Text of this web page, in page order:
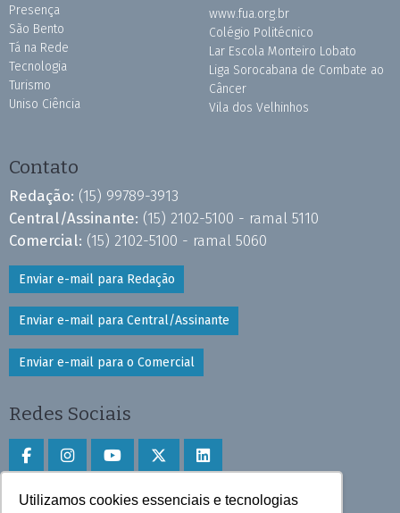
Utilizamos cookies essenciais e tecnologias
Presença
São Bento
Tá na Rede
Tecnologia
Turismo
Uniso Ciência
www.fua.org.br
Colégio Politécnico
Lar Escola Monteiro Lobato
Liga Sorocabana de Combate ao
Câncer
Vila dos Velhinhos
Contato
Redação: (15) 99789-3913
Central/Assinante: (15) 2102-5100 - ramal 5110
Comercial: (15) 2102-5100 - ramal 5060
Enviar e-mail para Redação
Enviar e-mail para Central/Assinante
Enviar e-mail para o Comercial
Redes Sociais